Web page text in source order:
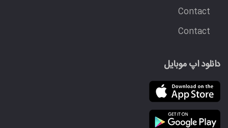
Contact
Contact
دانلود اپ موبایل